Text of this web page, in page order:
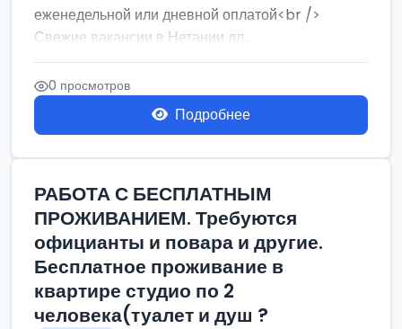
еженедельной или дневной оплатой<br />
Свежие вакансии в Нетании дл...
0 просмотров
Подробнее
РАБОТА С БЕСПЛАТНЫМ
ПРОЖИВАНИЕМ. Требуются
официанты и повара и другие.
Бесплатное проживание в
квартире студио по 2
человека(туалет и душ ?